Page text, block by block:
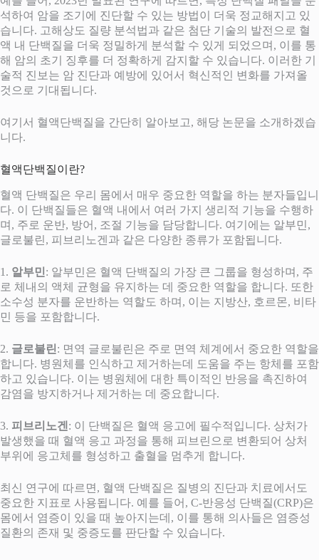
석하여 암을 조기에 진단할 수 있는 방법이 더욱 정교해지고 있
습니다. 고해상도 질량 분석법과 같은 첨단 기술의 발전으로 혈
액 내 단백질을 더욱 정밀하게 분석할 수 있게 되었으며, 이를 통
해 암의 초기 징후를 더 정확하게 감지할 수 있습니다. 이러한 기
술적 진보는 암 진단과 예방에 있어서 혁신적인 변화를 가져올
것으로 기대됩니다.
여기서 혈액단백질을 간단히 알아보고, 해당 논문을 소개하겠습
니다.
혈액단백질이란?
혈액 단백질은 우리 몸에서 매우 중요한 역할을 하는 분자들입니
다. 이 단백질들은 혈액 내에서 여러 가지 생리적 기능을 수행하
며, 주로 운반, 방어, 조절 기능을 담당합니다. 여기에는 알부민,
글로불린, 피브리노겐과 같은 다양한 종류가 포함됩니다.
1. 알부민 : 알부민은 혈액 단백질의 가장 큰 그룹을 형성하며, 주
로 체내의 액체 균형을 유지하는 데 중요한 역할을 합니다. 또한
소수성 분자를 운반하는 역할도 하며, 이는 지방산, 호르몬, 비타
민 등을 포함합니다.
2. 글로불린 : 면역 글로불린은 주로 면역 체계에서 중요한 역할을
합니다. 병원체를 인식하고 제거하는데 도움을 주는 항체를 포함
하고 있습니다. 이는 병원체에 대한 특이적인 반응을 촉진하여
감염을 방지하거나 제거하는 데 중요합니다.
3. 피브리노겐 : 이 단백질은 혈액 응고에 필수적입니다. 상처가
발생했을 때 혈액 응고 과정을 통해 피브린으로 변환되어 상처
부위에 응고체를 형성하고 출혈을 멈추게 합니다.
최신 연구에 따르면, 혈액 단백질은 질병의 진단과 치료에서도
중요한 지표로 사용됩니다. 예를 들어, C-반응성 단백질(CRP)은
몸에서 염증이 있을 때 높아지는데, 이를 통해 의사들은 염증성
질환의 존재 및 중증도를 판단할 수 있습니다.